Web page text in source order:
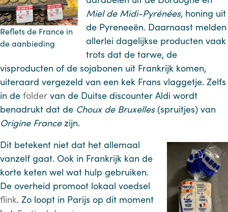
Reflets de France in
de aanbieding
Miel de Midi-Pyrénées, honing uit
de Pyreneeën. Daarnaast melden
allerlei dagelijkse producten vaak
trots dat de tarwe, de
visproducten of de sojabonen uit Frankrijk komen,
uiteraard vergezeld van een kek Frans vlaggetje. Zelfs
in de folder van de Duitse discounter Aldi wordt
benadrukt dat de Choux de Bruxelles(spruitjes) van
Origine Francezijn.
Dit betekent niet dat het allemaal
vanzelf gaat. Ook in Frankrijk kan de
korte keten wel wat hulp gebruiken.
De overheid promoot lokaal voedsel
flink. Zo loopt in Parijs op dit moment